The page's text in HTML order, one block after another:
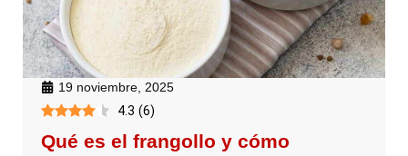
19 noviembre, 2025
4.3 (6)
Qué es el frangollo y cómo